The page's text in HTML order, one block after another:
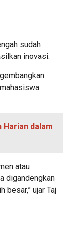
sudah
inovasi.
Harian dalam
atau
digandengkan
besar,” ujar Taj